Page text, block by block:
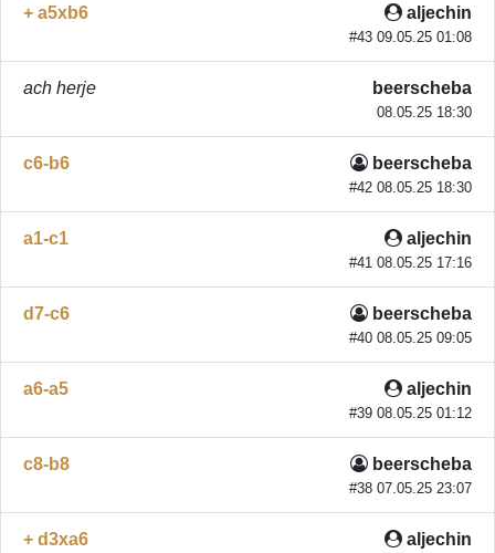
aljechin
#43 09.05.25 01:08
+ a5xb6
beerscheba
08.05.25 18:30
ach herje
beerscheba
#42 08.05.25 18:30
c6-b6
aljechin
#41 08.05.25 17:16
a1-c1
beerscheba
#40 08.05.25 09:05
d7-c6
aljechin
#39 08.05.25 01:12
a6-a5
beerscheba
#38 07.05.25 23:07
c8-b8
aljechin
+ d3xa6